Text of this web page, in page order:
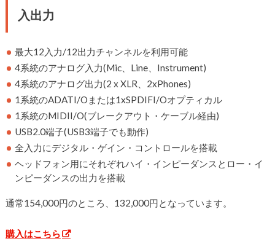
入出力
最大12入力/12出力チャンネルを利用可能
4系統のアナログ入力(Mic、Line、Instrument)
4系統のアナログ出力(2 x XLR、2xPhones)
1系統のADATI/Oまたは1xSPDIFI/Oオプティカル
1系統のMIDII/O(ブレークアウト・ケーブル経由)
USB2.0端子(USB3端子でも動作)
全入力にデジタル・ゲイン・コントロールを搭載
ヘッドフォン用にそれぞれハイ・インピーダンスとロー・イ
ンピーダンスの出力を搭載
通常154,000円のところ、132,000円となっています。
購入はこちら